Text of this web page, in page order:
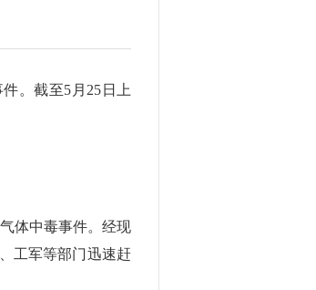
。截至5月25日上
体中毒事件。经现
工军等部门迅速赶